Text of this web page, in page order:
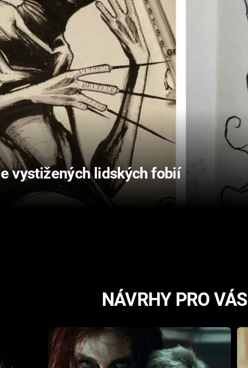
vystižených lidských fobií
NÁVRHY PRO VÁS